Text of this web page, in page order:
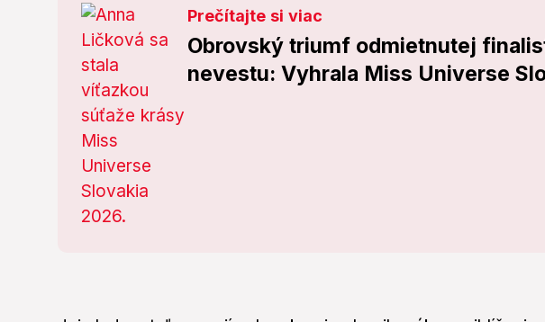
Prečítajte si viac
Obrovský triumf odmietnutej
nevestu: Vyhrala Miss Universe